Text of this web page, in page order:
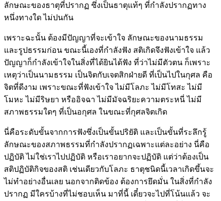
ลักษณะของธาตุที่ปรากฏ ซึ่งเป็นธาตุแท้ๆ ที่กำลังปรากฏทาง
หนึ่งทางใด ไม่ปนกัน
เพราะฉะนั้น ต้องมีปัญญาที่จะเข้าใจ ลักษณะของนามธรรม
และรูปธรรมก่อน ขณะนี้เองที่กำลังฟัง สติเกิดจึงฟังเข้าใจ แล้ว
ปัญญาก็กำลังเข้าใจในสิ่งที่ได้ยินได้ฟัง ที่ว่าไม่มีตัวตน ก็เพราะ
เหตุว่าเป็นนามธรรม เป็นจิตกับเจตสิกฝ่ายดี ที่เป็นไปในกุศล คือ
จิตที่ดีงาม เพราะขณะที่ฟังเข้าใจ ไม่มีโลภะ ไม่มีโทสะ ไม่มี
โมหะ ไม่มีริษยา หรืออิจฉา ไม่มีมัจฉริยะความตระหนี่ ไม่มี
สภาพธรรมใดๆ ที่เป็นอกุศล ในขณะที่กุศลจิตเกิด
นี่คือระดับขั้นจากการฟังซึ่งเป็นขั้นปริยัติ และเป็นขั้นที่ระลึกรู้
ลักษณะของสภาพธรรมที่กำลังปรากฏเฉพาะแต่ละอย่าง นี่คือ
ปฏิบัติ ไม่ใช่เราไปปฏิบัติ หรือเราอยากจะปฏิบัติ แต่ว่าต้องเป็น
สติปฏิบัติกิจของสติ เช่นเดียวกับโลภะ ธาตุชนิดนี้เวลาเกิดขึ้นจะ
ไม่ทำอย่างอื่นเลย นอกจากติดข้อง ต้องการยึดมั่น ในสิ่งที่กำลัง
ปรากฏ มีใครบ้างที่ไม่ชอบเห็น มาที่นี้ เดี๋ยวจะไปที่โน้นแล้ว จะ